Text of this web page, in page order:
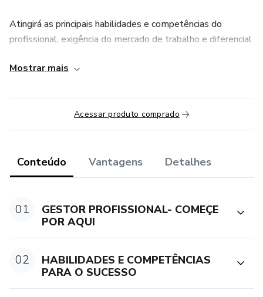
Atingirá as principais habilidades e competências do
profissional, exigência do mercado de trabalho e diferencial
correta do GESTOR PROFISSIONAL em ação, para se
destacar na carreira, além de receber muita informação de
valor, que só sabe quem estudou administração e tem
Totalmente online, com didática incrível, certificado ao final
bônus exclusivos, como planilhas, pds, materiais de leitura,
acesso a vídeo aulas especiais e até mesmo o contato
direto do professor para tirar suas duvidas e trocar
experiências, além de receber toda orientação para se
destacar na profissão administrativa.
Mostrar mais
Acessar produto comprado
Conteúdo Vantagens Detalhes
01
GESTOR PROFISSIONAL- COMEÇE
POR AQUI
02
HABILIDADES E COMPETÊNCIAS
PARA O SUCESSO